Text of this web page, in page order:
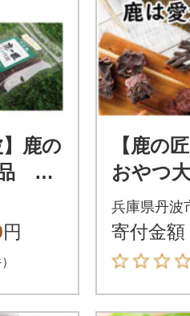
鹿の
犬
円
【鹿の
おやつ
犬用・
兵庫県丹波
寄付金額